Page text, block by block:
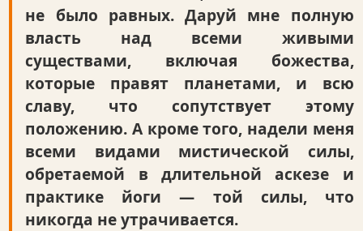
не было равных. Даруй мне полную
власть над всеми живыми
существами, включая божества,
которые правят планетами, и всю
славу, что сопутствует этому
положению. А кроме того, надели меня
всеми видами мистической силы,
обретаемой в длительной аскезе и
практике йоги — той силы, что
никогда не утрачивается.